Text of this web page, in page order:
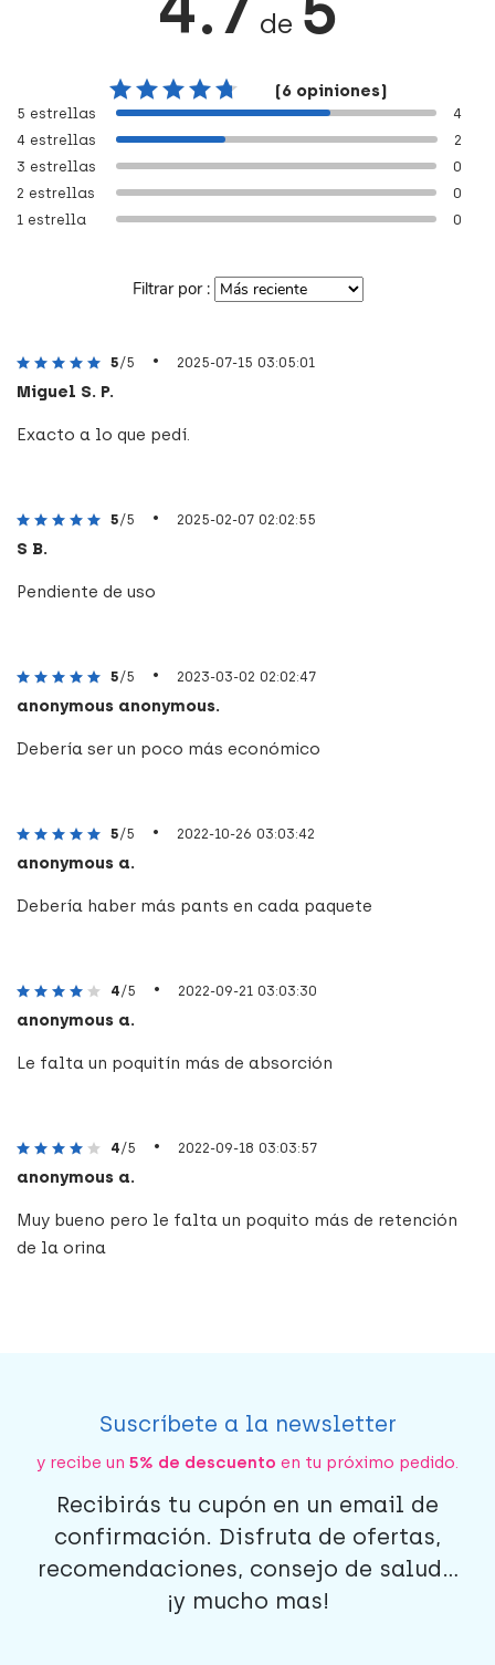
de
(6 opiniones)
1 estrella 0
2 estrellas 0
3 estrellas 0
4 estrellas 2
5 estrellas 4
Filtrar por :
5/5 • 2025-07-15 03:05:01
Miguel S. P.
Exacto a lo que pedí.
5/5 • 2025-02-07 02:02:55
S B.
Pendiente de uso
5/5 • 2023-03-02 02:02:47
anonymous anonymous.
Debería ser un poco más económico
5/5 • 2022-10-26 03:03:42
anonymous a.
Debería haber más pants en cada paquete
4/5 • 2022-09-21 03:03:30
anonymous a.
Le falta un poquitín más de absorción
4/5 • 2022-09-18 03:03:57
anonymous a.
Muy bueno pero le falta un poquito más de retención
de la orina
Suscríbete a la newsletter
y recibe un 5% de descuento en tu próximo pedido.
Recibirás tu cupón en un email de
confirmación. Disfruta de ofertas,
recomendaciones, consejo de salud...
¡y mucho mas!